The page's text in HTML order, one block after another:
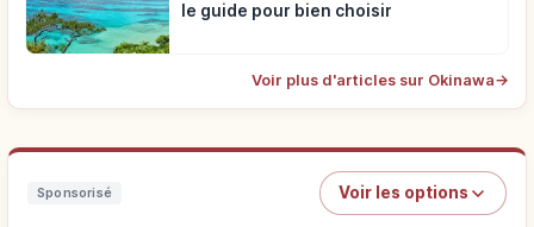
le guide pour bien choisir
Voir plus d'articles sur Okinawa→
Sponsorisé Voir les options